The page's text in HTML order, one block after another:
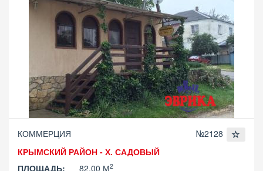
КОММЕРЦИЯ
№2128
КРЫМСКИЙ РАЙОН - Х. САДОВЫЙ
ПЛОЩАДЬ:
82.00 М2